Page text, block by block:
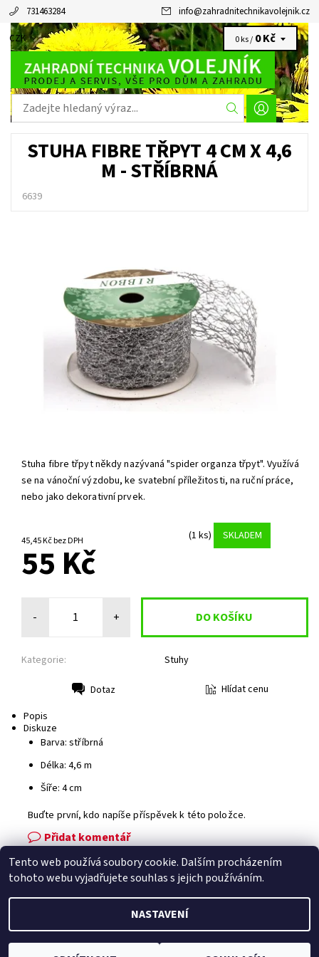
731463284 info@zahradnitechnikavolejnik.cz
CZK 0 ks / 0 Kč
STUHA FIBRE TŘPYT 4 CM X 4,6
M - STŘÍBRNÁ
6639
Stuha fibre třpyt někdy nazývaná "spider organza třpyt". Využívá
se na vánoční výzdobu, ke svatební příležitosti, na ruční práce,
nebo jako dekorativní prvek.
45,45 Kč bez DPH (1 ks) SKLADEM
55 Kč
- +
Kategorie: Stuhy
Dotaz
Hlídat cenu
Popis
Diskuze
Barva: stříbrná
Délka: 4,6 m
Šíře: 4 cm
Buďte první, kdo napíše příspěvek k této položce.
Přidat komentář
Facebook | Heureka.cz | Zboží.cz
2026 © Zahradní technika VOLEJNÍK, všechna práva vyhrazena
Tento web používá soubory cookie. Dalším procházením
tohoto webu vyjadřujete souhlas s jejich používáním.
NASTAVENÍ